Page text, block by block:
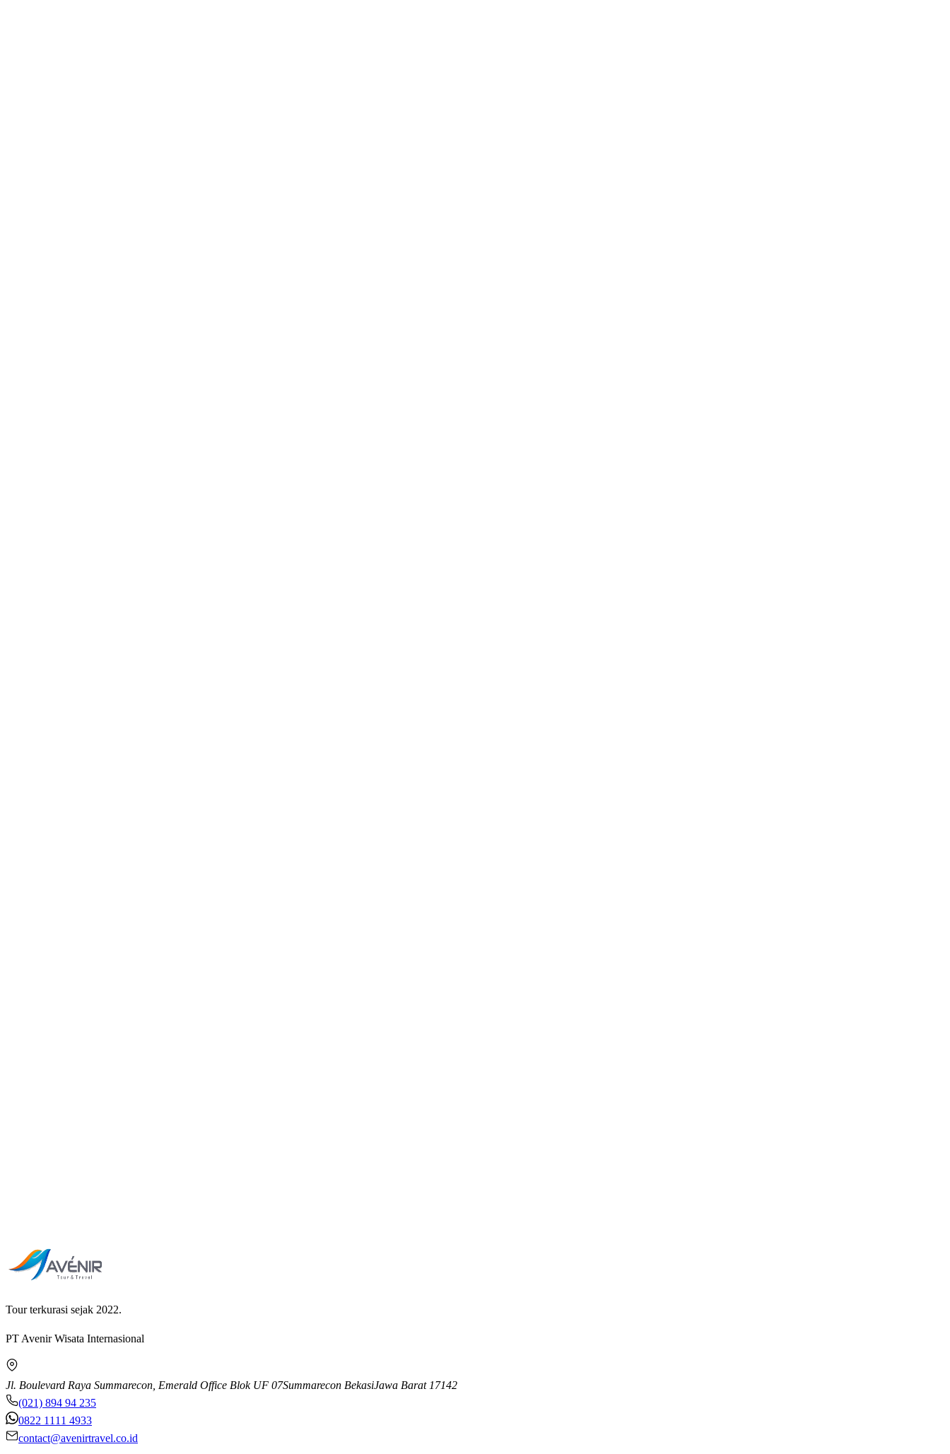
Tour terkurasi sejak 2022.
PT Avenir Wisata Internasional
Jl. Boulevard Raya Summarecon, Emerald Office Blok UF 07Summarecon BekasiJawa Barat 17142
(021) 894 94 235
0822 1111 4933
contact@avenirtravel.co.id